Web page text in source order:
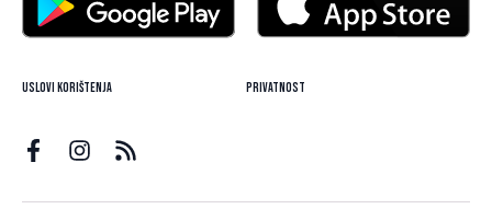
Uslovi korištenja Privatnost